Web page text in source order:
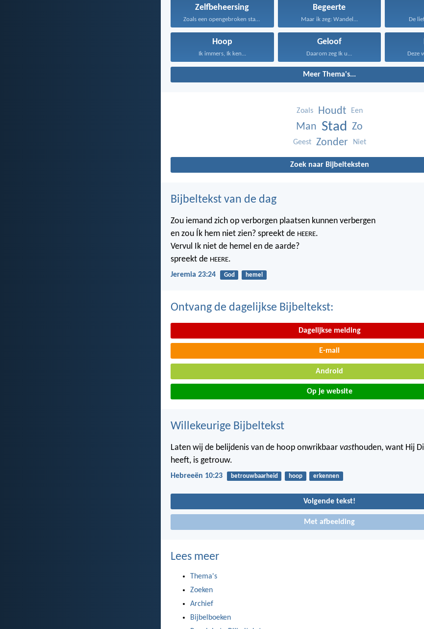
Zelfbeheersing
Zoals een opengebroken stad...
Begeerte
Maar ik zeg: Wandel... De
Hoop
Ik immers, Ik ken...
Geloof
Daarom zeg Ik u... Deze
Meer Thema's...
Zoals Houdt Een
Man Stad Zo
Geest Zonder Niet
Zoek naar Bijbelteksten
Bijbeltekst van de dag
Zou iemand zich op verborgen plaatsen kunnen verbergen
en zou Ík hem niet zien? spreekt de HEERE.
Vervul Ik niet de hemel en de aarde?
spreekt de HEERE.
Jeremia 23:24 God hemel
Ontvang de dagelijkse Bijbeltekst:
Dagelijkse melding
E-mail
Android
Op je website
Willekeurige Bijbeltekst
Laten wij de belijdenis van de hoop onwrikbaar vasthouden, want Hij
heeft, is getrouw.
Hebreeën 10:23 betrouwbaarheid hoop erkennen
Volgende tekst!
Met afbeelding
Lees meer
Thema's
Zoeken
Archief
Bijbelboeken